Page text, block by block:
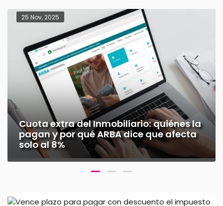
25 Nov, 2025
Cuota extra del Inmobiliario: quiénes la
pagan y por qué ARBA dice que afecta
solo al 8%